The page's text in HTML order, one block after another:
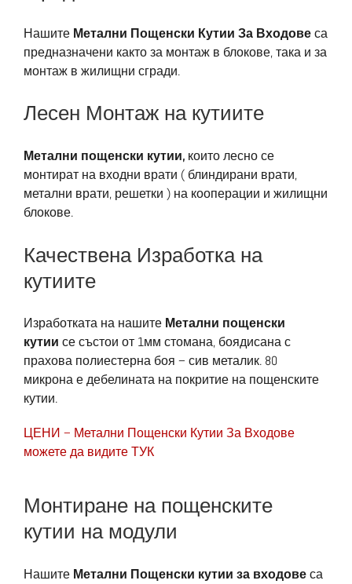
Нашите Метални Пощенски Кутии За Входовеса
предназначени както за монтаж в блокове, така и за
монтаж в жилищни сгради.
Лесен Монтаж на кутиите
Метални пощенски кутии, които лесно се
монтират на входни врати ( блиндирани врати,
метални врати, решетки ) на кооперации и жилищни
блокове.
Качествена Изработка на
кутиите
Изработката на нашите Метални пощенски
кутии се състои от 1мм стомана, боядисана с
прахова полиестерна боя – сив металик. 80
микрона е дебелината на покритие на пощенските
кутии.
ЦЕНИ – Метални Пощенски Кутии За Входове
можете да видите ТУК
Монтиране на пощенските
кутии на модули
Нашите Метални Пощенски кутии за входовеса